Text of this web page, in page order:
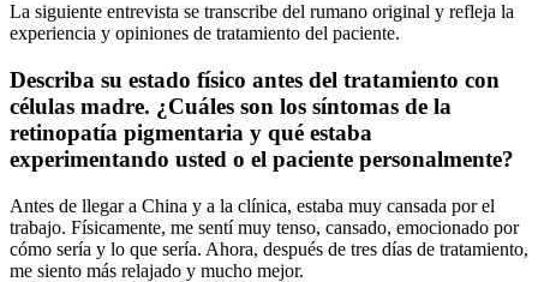
La siguiente entrevista se transcribe del rumano original y refleja la
experiencia y opiniones de tratamiento del paciente.
Describa su estado físico antes del tratamiento con
células madre. ¿Cuáles son los síntomas de la
retinopatía pigmentaria y qué estaba
experimentando usted o el paciente personalmente?
Antes de llegar a China y a la clínica, estaba muy cansada por el
trabajo. Físicamente, me sentí muy tenso, cansado, emocionado por
cómo sería y lo que sería. Ahora, después de tres días de tratamiento,
me siento más relajado y mucho mejor.